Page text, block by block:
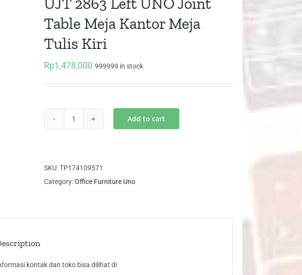
Table Meja Kantor Meja
Tulis Kiri
Rp1,478,000 999999 in stock
UNO
Joint
Kantor
Kiri
Add to cart
SKU:TP174109571
Category:Office Furniture Uno
kontak dan toko bisa dilihat di